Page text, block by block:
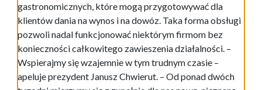
gastronomicznych, które mogą przygotowywać dla
klientów dania na wynos i na dowóz. Taka forma obsługi
pozwoli nadal funkcjonować niektórym firmom bez
konieczności całkowitego zawieszenia działalności. –
Wspierajmy się wzajemnie w tym trudnym czasie –
apeluje prezydent Janusz Chwierut. – Od ponad dwóch